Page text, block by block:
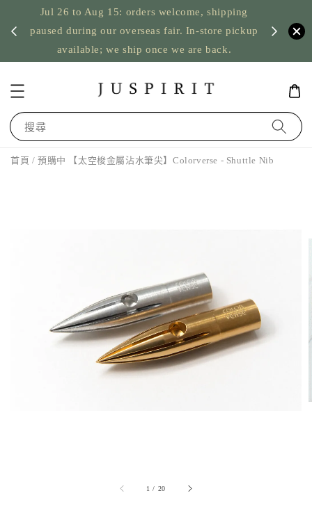
Jul 26 to Aug 15: orders welcome, shipping
paused during our overseas fair. In-store pickup
available; we ship once we are back.
US
搜尋
首頁 / 預購中 【太空梭金屬沾水筆尖】Colorverse - Shuttle Nib
1 / 20